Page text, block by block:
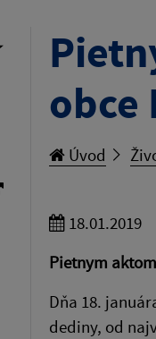
obce
Úvod
18.01.2019
Pietnym
Dňa 18.
dediny, od